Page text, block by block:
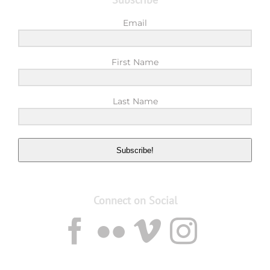
Email
First Name
Last Name
Subscribe!
Connect on Social